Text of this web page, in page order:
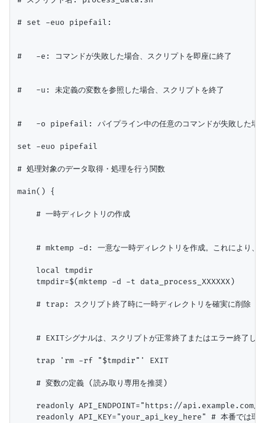
# set -euo pipefail:
#   -e: コマンドが失敗した場合、スクリプトを即座に終了
#   -u: 未定義の変数を参照した場合、スクリプトを終了
#   -o pipefail: パイプライン中の任意のコマンドが失敗した場合
set -euo pipefail
# 処理対象のデータ取得・処理を行う関数
main() {
    # 一時ディレクトリの作成
# mktemp -d: 一意な一時ディレクトリを作成。これにより、
    local tmpdir
    tmpdir=$(mktemp -d -t data_process_XXXXXX)
    # trap: スクリプト終了時に一時ディレクトリを確実に削除
# EXITシグナルは、スクリプトが正常終了またはエラー終了し
    trap 'rm -rf "$tmpdir"' EXIT
    # 変数の定義 (読み取り専用を推奨)
readonly API_ENDPOINT="https://api.example.com/
readonly API_KEY="your_api_key_here" # 本番では環境